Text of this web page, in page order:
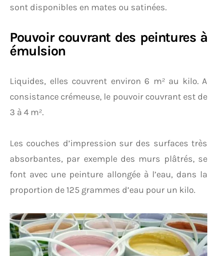
sont disponibles en mates ou satinées.
Pouvoir couvrant des peintures à
émulsion
Liquides, elles couvrent environ 6 m² au kilo. A
consistance crémeuse, le pouvoir couvrant est de
3 à 4 m².
Les couches d’impression sur des surfaces très
absorbantes, par exemple des murs plâtrés, se
font avec une peinture allongée à l’eau, dans la
proportion de 125 grammes d’eau pour un kilo.